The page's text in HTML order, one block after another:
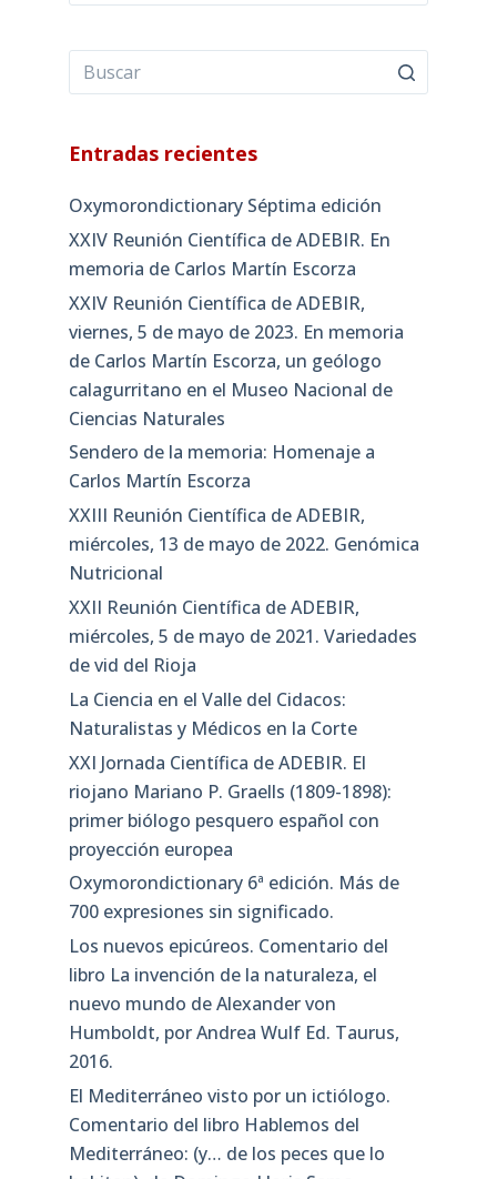
Entradas recientes
Oxymorondictionary Séptima edición
XXIV Reunión Científica de ADEBIR. En
memoria de Carlos Martín Escorza
XXIV Reunión Científica de ADEBIR,
viernes, 5 de mayo de 2023. En memoria
de Carlos Martín Escorza, un geólogo
calagurritano en el Museo Nacional de
Ciencias Naturales
Sendero de la memoria: Homenaje a
Carlos Martín Escorza
XXIII Reunión Científica de ADEBIR,
miércoles, 13 de mayo de 2022. Genómica
Nutricional
XXII Reunión Científica de ADEBIR,
miércoles, 5 de mayo de 2021. Variedades
de vid del Rioja
La Ciencia en el Valle del Cidacos:
Naturalistas y Médicos en la Corte
XXI Jornada Científica de ADEBIR. El
riojano Mariano P. Graells (1809-1898):
primer biólogo pesquero español con
proyección europea
Oxymorondictionary 6ª edición. Más de
700 expresiones sin significado.
Los nuevos epicúreos. Comentario del
libro La invención de la naturaleza, el
nuevo mundo de Alexander von
Humboldt, por Andrea Wulf Ed. Taurus,
2016.
El Mediterráneo visto por un ictiólogo.
Comentario del libro Hablemos del
Mediterráneo: (y… de los peces que lo